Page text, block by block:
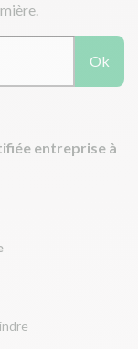
Ok
entreprise à